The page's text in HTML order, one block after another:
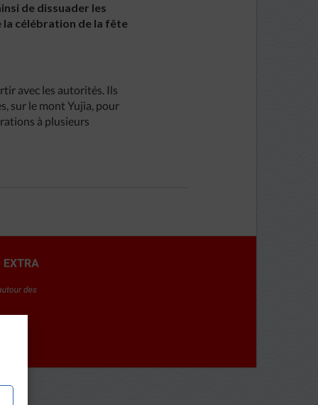
de dissuader les
la célébration de la fête
avec les autorités. Ils
sur le mont Yujia, pour
à plusieurs